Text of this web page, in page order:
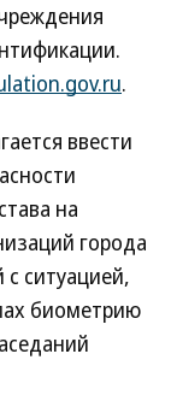
.
ввести
на
города
ситуацией,
биометрию